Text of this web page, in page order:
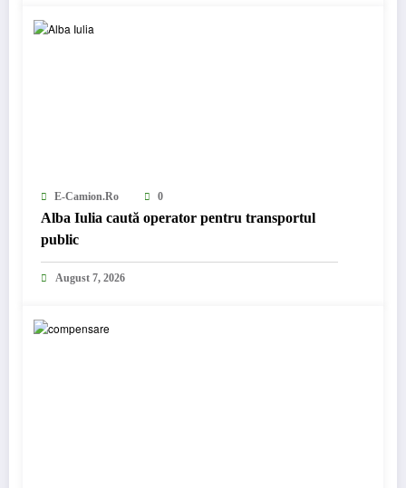
E-Camion.ro 0
Alba Iulia caută operator pentru transportul
public
August 7, 2026